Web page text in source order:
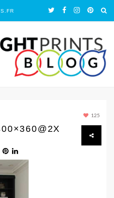
125